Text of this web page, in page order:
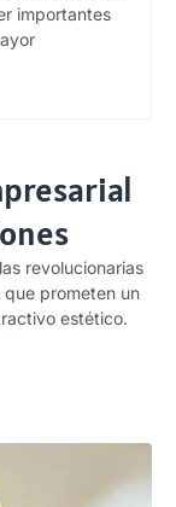
importantes
revolucionarias
prometen un
estético.